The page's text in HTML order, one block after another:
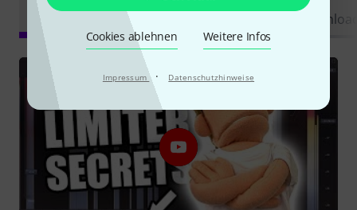
Cookies ablehnen Weitere Infos
Impressum · Datenschutzhinweise
Ratgeber